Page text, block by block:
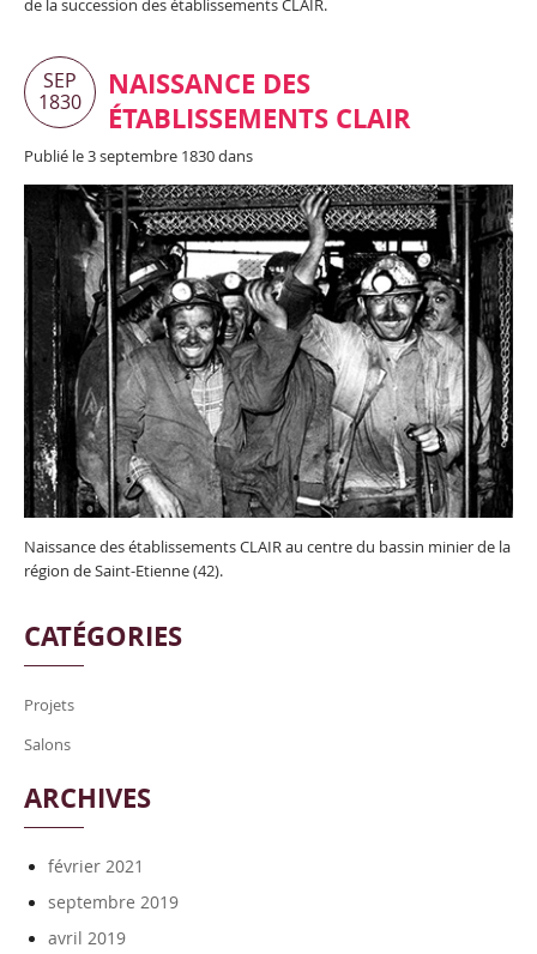
de la succession des établissements CLAIR.
SEP
1830
NAISSANCE DES
ÉTABLISSEMENTS CLAIR
Publié le 3 septembre 1830 dans
Naissance des établissements CLAIR au centre du bassin minier de la
région de Saint-Etienne (42).
CATÉGORIES
Projets
Salons
ARCHIVES
février 2021
septembre 2019
avril 2019